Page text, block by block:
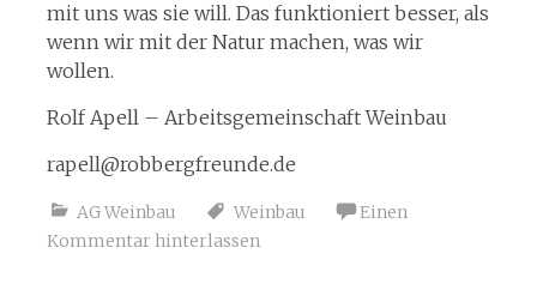
mit uns was sie will. Das funktioniert besser, als
wenn wir mit der Natur machen, was wir
wollen.
Rolf Apell – Arbeitsgemeinschaft Weinbau
rapell@robbergfreunde.de
AG Weinbau Weinbau
Einen
Kommentar hinterlassen